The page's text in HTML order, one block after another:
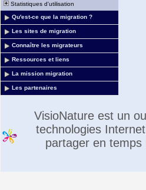
Statistiques d'utilisation
Qu'est-ce que la migration ?
Les sites de migration
Connaître les migrateurs
Ressources et liens
La mission migration
Les partenaires
VisioNature est un
technologies
partager en